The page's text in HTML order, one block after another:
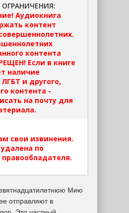
Аудиокнига
контент
контента
Если в книге
наличие
и другого,
контента -
на почту для
свои извинения.
по
Мию
отправляют в